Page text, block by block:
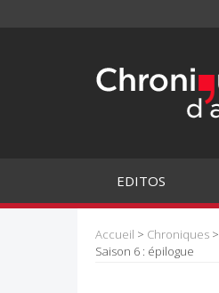
EDITOS
Accueil > Chroniques >
Saison 6 : épilogue